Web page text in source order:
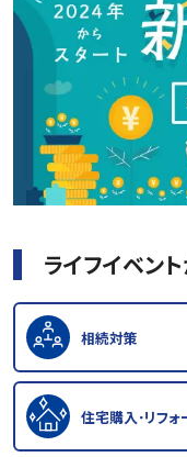
ライフイベン
相続対策
住宅購入･リフォ